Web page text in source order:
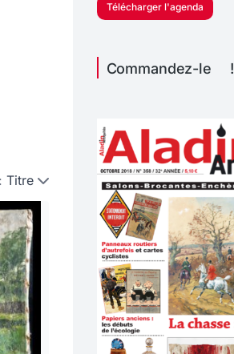
Titre
Télécharger l'agenda
Commandez-le !